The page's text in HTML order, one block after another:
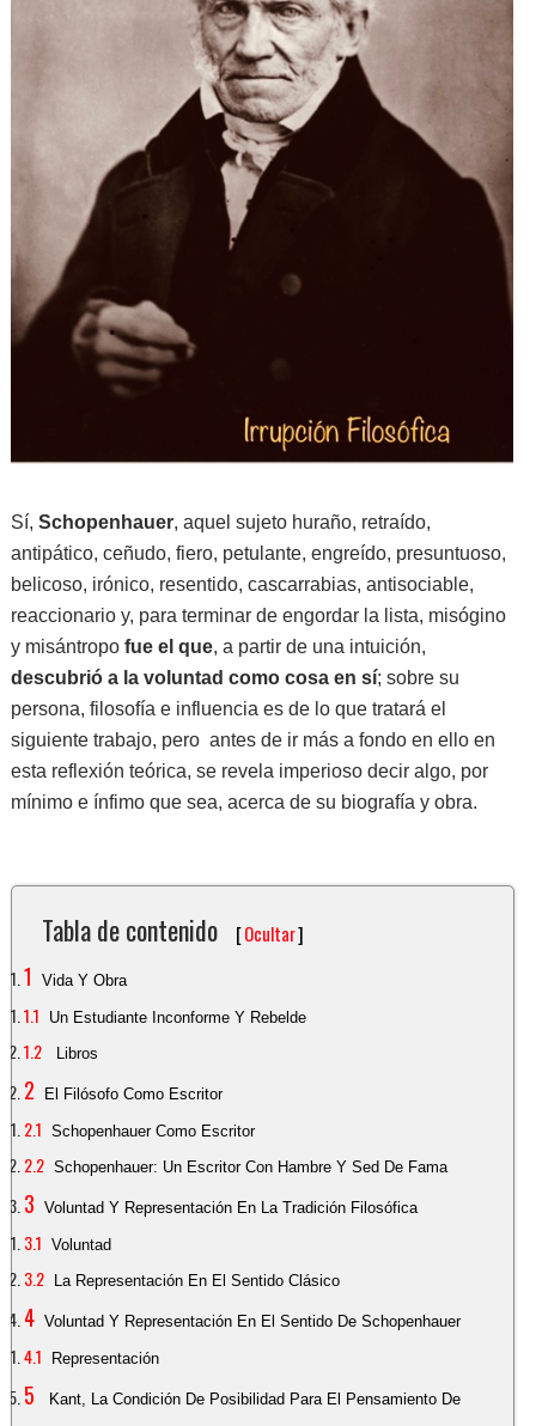
Sí, Schopenhauer, aquel sujeto huraño, retraído,
antipático, ceñudo, fiero, petulante, engreído, presuntuoso,
belicoso, irónico, resentido, cascarrabias, antisociable,
reaccionario y, para terminar de engordar la lista, misógino
y misántropo fue el que, a partir de una intuición,
descubrió a la voluntad como cosa en sí; sobre su
persona, filosofía e influencia es de lo que tratará el
siguiente trabajo, pero antes de ir más a fondo en ello en
esta reflexión teórica, se revela imperioso decir algo, por
mínimo e ínfimo que sea, acerca de su biografía y obra.
Tabla de contenido [Ocultar]
Vida Y Obra
Un Estudiante Inconforme Y Rebelde
Libros
El Filósofo Como Escritor
Schopenhauer Como Escritor
Schopenhauer: Un Escritor Con Hambre Y Sed De Fama
Voluntad Y Representación En La Tradición Filosófica
Voluntad
La Representación En El Sentido Clásico
Voluntad Y Representación En El Sentido De Schopenhauer
Representación
Kant, La Condición De Posibilidad Para El Pensamiento De